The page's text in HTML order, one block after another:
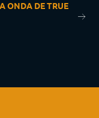
ONDA DE TRUE